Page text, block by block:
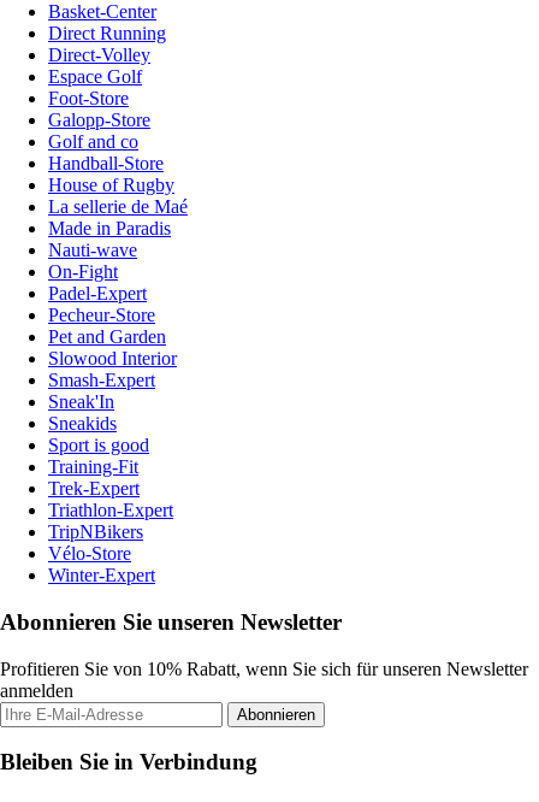
Basket-Center
Direct Running
Direct-Volley
Espace Golf
Foot-Store
Galopp-Store
Golf and co
Handball-Store
House of Rugby
La sellerie de Maé
Made in Paradis
Nauti-wave
On-Fight
Padel-Expert
Pecheur-Store
Pet and Garden
Slowood Interior
Smash-Expert
Sneak'In
Sneakids
Sport is good
Training-Fit
Trek-Expert
Triathlon-Expert
TripNBikers
Vélo-Store
Winter-Expert
Abonnieren Sie unseren Newsletter
Profitieren Sie von 10% Rabatt, wenn Sie sich für unseren Newsletter
anmelden
Abonnieren
Bleiben Sie in Verbindung